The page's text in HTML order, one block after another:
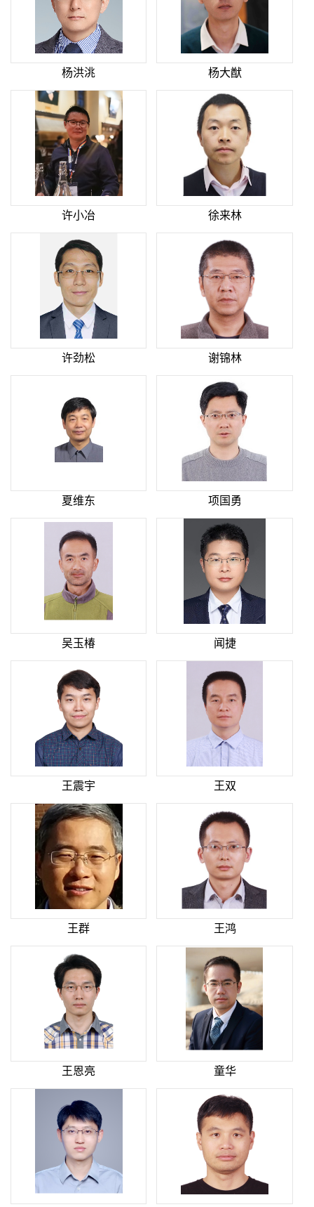
杨洪洮 杨大猷
许小冶 徐来林
许劲松 谢锦林
夏维东 项国勇
吴玉椿 闻捷
王震宇 王双
王群 王鸿
王恩亮 童华